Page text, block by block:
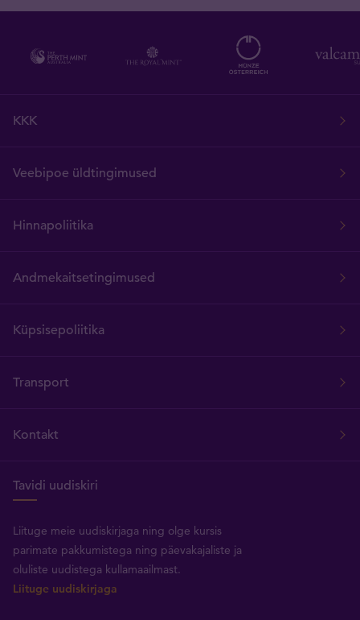
KKK
Veebipoe üldtingimused
Hinnapoliitika
Andmekaitsetingimused
Küpsisepoliitika
Transport
Kontakt
Tavidi uudiskiri
Liituge meie uudiskirjaga ning olge kursis
parimate pakkumistega ning päevakajaliste ja
oluliste uudistega kullamaailmast.
Liituge uudiskirjaga